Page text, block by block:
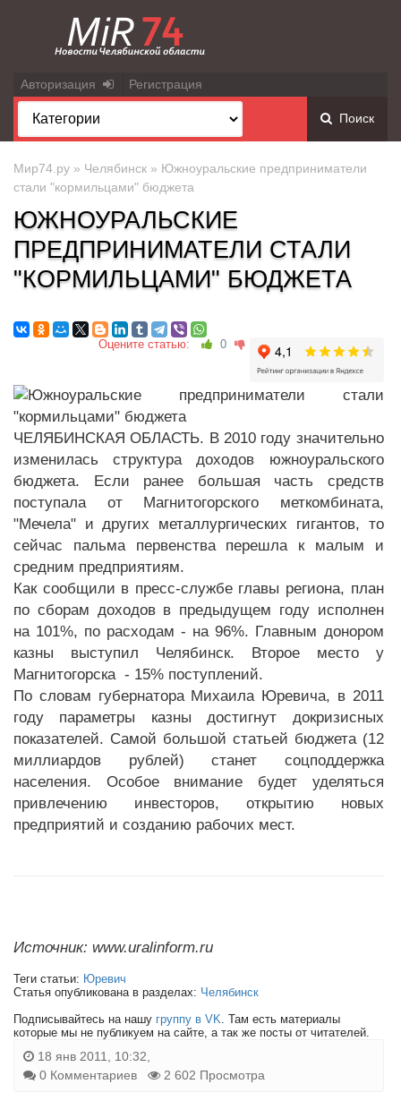
Авторизация Регистрация
Поиск
Мир74.ру » Челябинск » Южноуральские предприниматели
стали "кормильцами" бюджета
ЮЖНОУРАЛЬСКИЕ
ПРЕДПРИНИМАТЕЛИ СТАЛИ
"КОРМИЛЬЦАМИ" БЮДЖЕТА
Оцените статью: 0
ЧЕЛЯБИНСКАЯ ОБЛАСТЬ. В 2010 году значительно
изменилась структура доходов южноуральского
бюджета. Если ранее большая часть средств
поступала от Магнитогорского меткомбината,
"Мечела" и других металлургических гигантов, то
сейчас пальма первенства перешла к малым и
средним предприятиям.
Как сообщили в пресс-службе главы региона, план
по сборам доходов в предыдущем году исполнен
на 101%, по расходам - на 96%. Главным донором
казны выступил Челябинск. Второе место у
Магнитогорска - 15% поступлений.
По словам губернатора Михаила Юревича, в 2011
году параметры казны достигнут докризисных
показателей. Самой большой статьей бюджета (12
миллиардов рублей) станет соцподдержка
населения. Особое внимание будет уделяться
привлечению инвесторов, открытию новых
предприятий и созданию рабочих мест.
Источник: www.uralinform.ru
Теги статьи: Юревич
Статья опубликована в разделах: Челябинск
Подписывайтесь на нашу группу в VK. Там есть материалы
которые мы не публикуем на сайте, а так же посты от читателей.
18 янв 2011, 10:32,
0 Комментариев
2 602 Просмотра